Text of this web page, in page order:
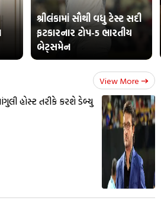
શ્રીલંકામાં સૌથી વધુ ટેસ્ટ સદી
ફટકારનાર ટોપ-5 ભારતીય
બેટ્સમેન
View More
હોસ્ટ તરીકે કરશે ડેબ્યુ